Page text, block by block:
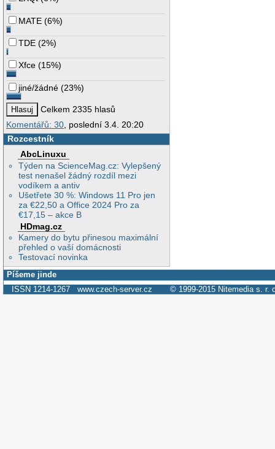
MATE (6%)
TDE (2%)
Xfce (15%)
jiné/žádné (23%)
Celkem 2335 hlasů
Komentářů: 30, poslední 3.4. 20:20
Rozcestník
AbcLinuxu
Týden na ScienceMag.cz: Vylepšený
test nenašel žádný rozdíl mezi
vodíkem a antiv
Ušetřete 30 %: Windows 11 Pro jen
za €22,50 a Office 2024 Pro za
€17,15 – akce B
HDmag.cz
Kamery do bytu přinesou maximální
přehled o vaší domácnosti
Testovací novinka
Píšeme jinde
ISSN 1214-1267 www.czech-server.cz © 1999-2015 Nitemedia s. r.